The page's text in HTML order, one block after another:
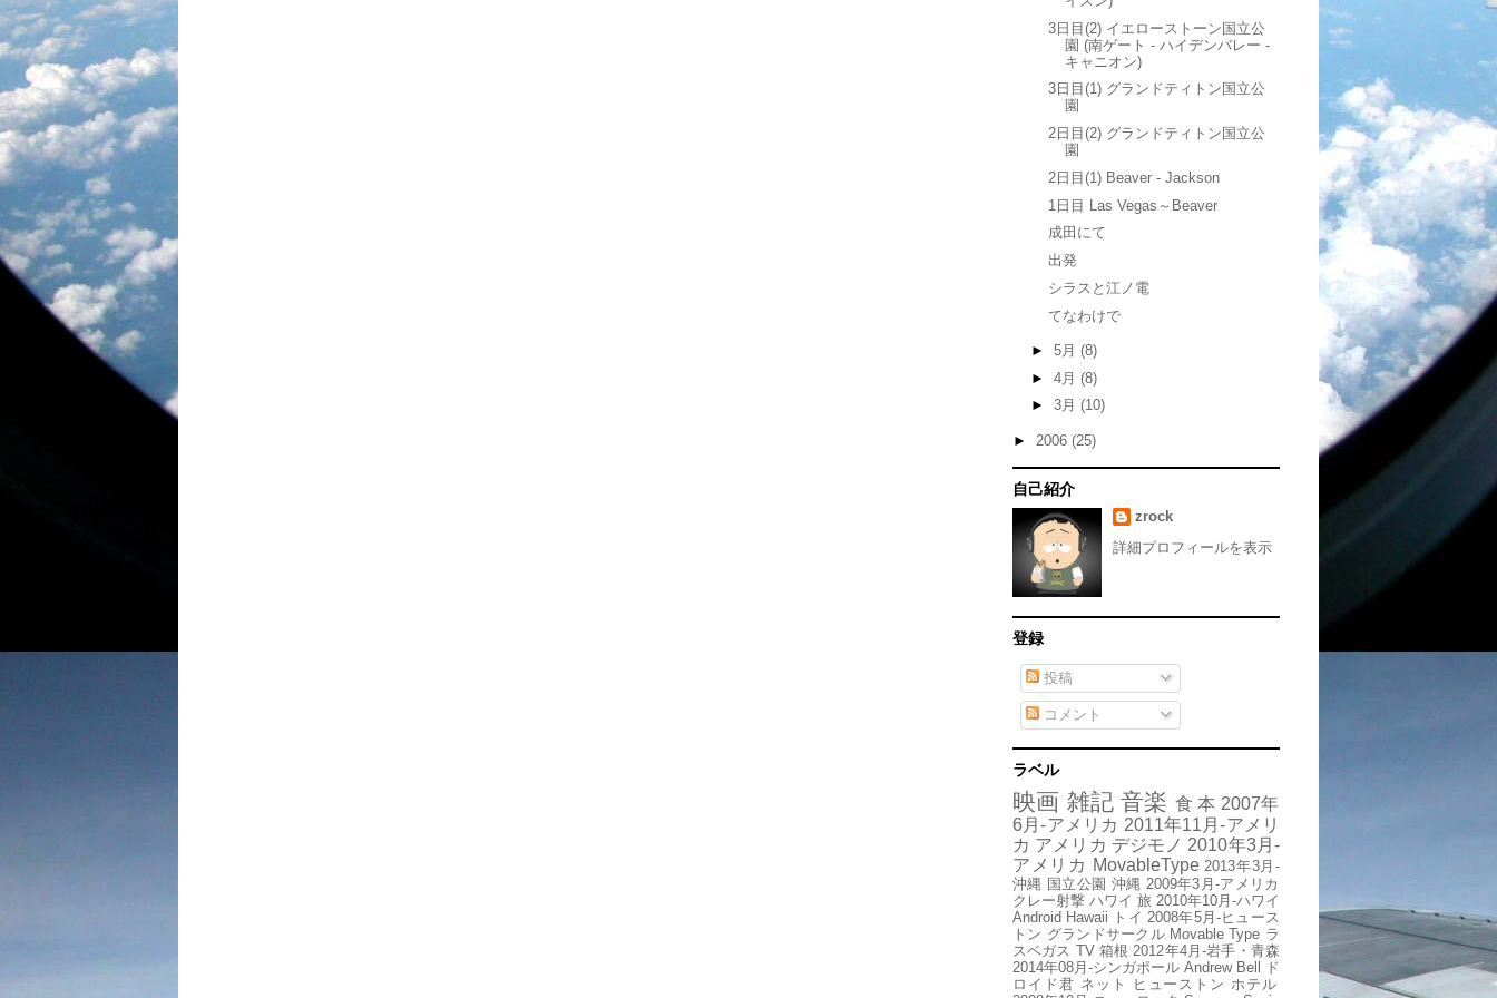
3日目(2) イエローストーン国立公
園 (南ゲート - ハイデンバレー -
キャニオン)
3日目(1) グランドティトン国立公
園
2日目(2) グランドティトン国立公
園
2日目(1) Beaver - Jackson
1日目 Las Vegas～Beaver
成田にて
出発
シラスと江ノ電
てなわけで
► 5月 (8)
► 4月 (8)
► 3月 (10)
► 2006 (25)
自己紹介
zrock
詳細プロフィールを表示
登録
投稿
コメント
ラベル
映画 雑記 音楽 食 本 2007年
6月-アメリカ 2011年11月-アメリ
カ アメリカ デジモノ 2010年3月-
アメリカ MovableType 2013年3月-
沖縄 国立公園 沖縄 2009年3月-アメリカ
クレー射撃 ハワイ 旅 2010年10月-ハワイ
Android Hawaii トイ 2008年5月-ヒュース
トン グランドサークル Movable Type ラ
スベガス TV 箱根 2012年4月-岩手・青森
2014年08月-シンガポール Andrew Bell
ド
ロイド君 ネット ヒューストン ホテル